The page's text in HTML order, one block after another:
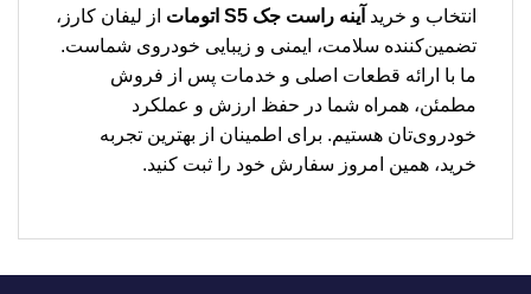
انتخاب و خرید آینه راست جک S5 اتومات
از لیفان کارز،
تضمین‌کننده سلامت، ایمنی و زیبایی خودروی شماست.
ما با ارائه قطعات اصلی و خدمات پس از فروش
مطمئن، همراه شما در حفظ ارزش و عملکرد
خودروی‌تان هستیم. برای اطمینان از بهترین تجربه
خرید، همین امروز سفارش خود را ثبت کنید.